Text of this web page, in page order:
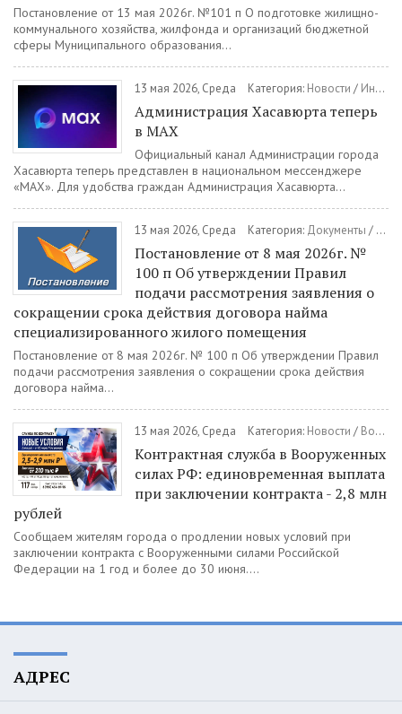
Постановление от 13 мая 2026г. №101 п О подготовке жилищно-
коммунального хозяйства, жилфонда и организаций бюджетной
сферы Муниципального образования...
13 мая 2026, Среда Категория: Новости / Информация
Администрация Хасавюрта теперь
в MAX
Официальный канал Администрации города
Хасавюрта теперь представлен в национальном мессенджере
«MAX». Для удобства граждан Администрация Хасавюрта...
13 мая 2026, Среда Категория: Документы /
Постановление от 8 мая 2026г. №
100 п Об утверждении Правил
подачи рассмотрения заявления о
сокращении срока действия договора найма
специализированного жилого помещения
Постановление от 8 мая 2026г. № 100 п Об утверждении Правил
подачи рассмотрения заявления о сокращении срока действия
договора найма...
13 мая 2026, Среда Категория: Новости / Военная служба по контракту
Контрактная служба в Вооруженных
силах РФ: единовременная выплата
при заключении контракта - 2,8 млн
рублей
Сообщаем жителям города о продлении новых условий при
заключении контракта с Вооруженными силами Российской
Федерации на 1 год и более до 30 июня....
АДРЕС